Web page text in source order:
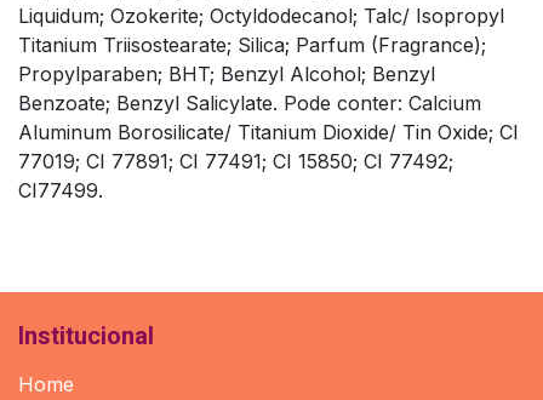
Liquidum; Ozokerite; Octyldodecanol; Talc/ Isopropyl
Titanium Triisostearate; Silica; Parfum (Fragrance);
Propylparaben; BHT; Benzyl Alcohol; Benzyl
Benzoate; Benzyl Salicylate. Pode conter: Calcium
Aluminum Borosilicate/ Titanium Dioxide/ Tin Oxide; CI
77019; CI 77891; CI 77491; CI 15850; CI 77492;
CI77499.
Institucional
Home